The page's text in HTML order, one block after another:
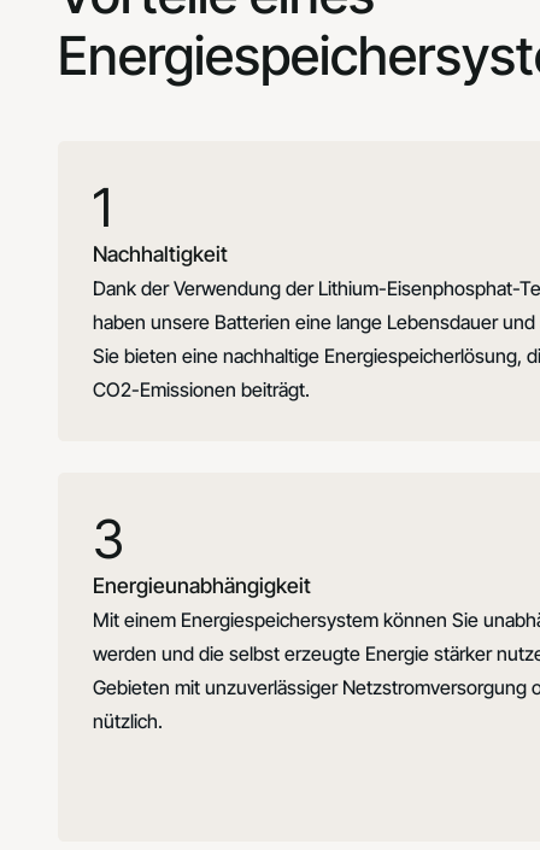
1
Nachhaltigkeit
Dank der Verwendung der Lithium-Eisenphosphat-
haben unsere Batterien eine lange Lebensdauer
Sie bieten eine nachhaltige Energiespeicherlösung,
CO2-Emissionen beiträgt.
3
Energieunabhängigkeit
Mit einem Energiespeichersystem können Sie
werden und die selbst erzeugte Energie stärker
Gebieten mit unzuverlässiger Netzstromversorgung
nützlich.